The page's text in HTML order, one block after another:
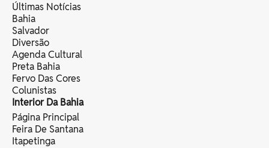
Últimas Notícias
Bahia
Salvador
Diversão
Agenda Cultural
Preta Bahia
Fervo Das Cores
Colunistas
Interior Da Bahia
Página Principal
Feira De Santana
Itapetinga